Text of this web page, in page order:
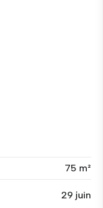
75 m²
29 juin